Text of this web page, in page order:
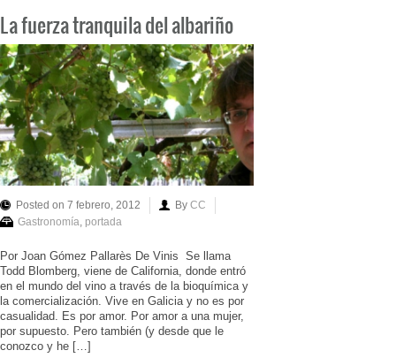
La fuerza tranquila del albariño
Posted on 7 febrero, 2012 By CC
Gastronomía portada
Por Joan Gómez Pallarès De Vinis Se llama
Todd Blomberg, viene de California, donde entró
en el mundo del vino a través de la bioquímica y
la comercialización. Vive en Galicia y no es por
casualidad. Es por amor. Por amor a una mujer,
por supuesto. Pero también (y desde que le
conozco y he […]